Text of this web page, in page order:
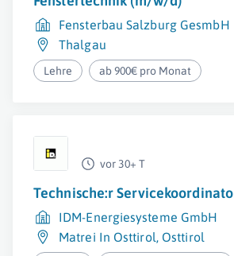
Fensterbau Salzburg GesmbH
Thalgau
Lehre ab 900€ pro Monat
vor 30+ T
Technische:r
IDM-Energiesysteme GmbH
Matrei In Osttirol, Osttirol